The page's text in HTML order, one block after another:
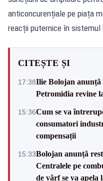
anticoncurențiale pe piața
reacții puternice în sistemul
CITEȘTE ȘI
17:38Ilie Bolojan
Petromidia revine
15:36Cum se va
consumatori
compensații
15:33Bolojan anunță
Centralele pe
de vârf se va